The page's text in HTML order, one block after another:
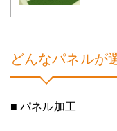
どんなパネルが
■ パネル加工